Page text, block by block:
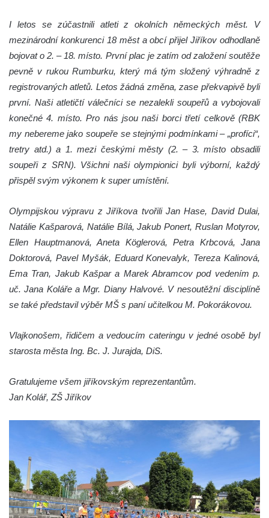
I letos se zúčastnili atleti z okolních německých měst. V
mezinárodní konkurenci 18 měst a obcí přijel Jiříkov odhodlaně
bojovat o 2. – 18. místo. První plac je zatím od založení soutěže
pevně v rukou Rumburku, který má tým složený výhradně z
registrovaných atletů. Letos žádná změna, zase překvapivě byli
první. Naši atletičtí válečníci se nezalekli soupeřů a vybojovali
konečné 4. místo. Pro nás jsou naši borci třetí celkově (RBK
my nebereme jako soupeře se stejnými podmínkami – „profíci“,
tretry atd.) a 1. mezi českými městy (2. – 3. místo obsadili
soupeři z SRN). Všichni naši olympionici byli výborní, každý
přispěl svým výkonem k super umístění.
Olympijskou výpravu z Jiříkova tvořili Jan Hase, David Dulai,
Natálie Kašparová, Natálie Bílá, Jakub Ponert, Ruslan Motyrov,
Ellen Hauptmanová, Aneta Köglerová, Petra Krbcová, Jana
Doktorová, Pavel Myšák, Eduard Konevalyk, Tereza Kalinová,
Ema Tran, Jakub Kašpar a Marek Abramcov pod vedením p.
uč. Jana Koláře a Mgr. Diany Halvové. V nesoutěžní disciplíně
se také představil výběr MŠ s paní učitelkou M. Pokorákovou.
Vlajkonošem, řidičem a vedoucím cateringu v jedné osobě byl
starosta města Ing. Bc. J. Jurajda, DiS.
Gratulujeme všem jiříkovským reprezentantům.
Jan Kolář, ZŠ Jiříkov